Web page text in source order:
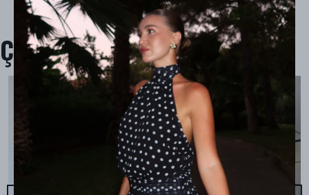
Çok Satanlar